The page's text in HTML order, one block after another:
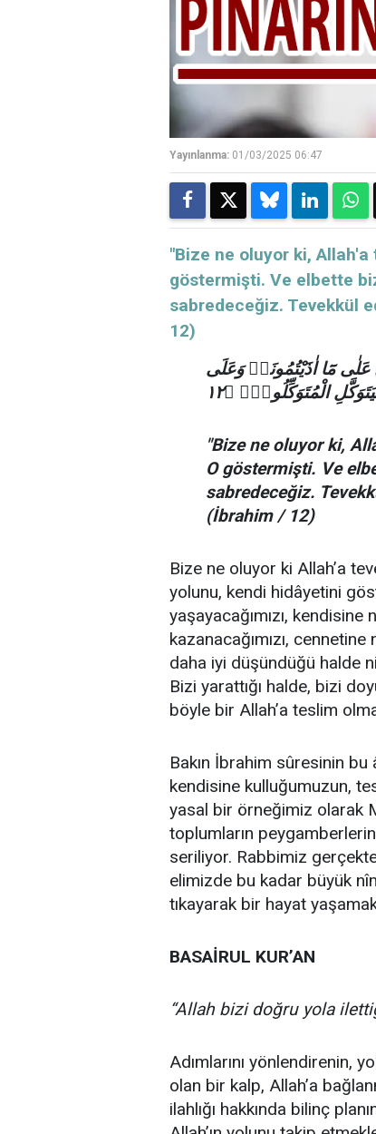
Yayınlanma: 01/03/2025 06:47
"Bize ne oluyor ki,
göstermişti. Ve elbette
sabredeceğiz. Tevekkül
12)
عَلٰى مَٓا اٰذَيْتُمُونَاۜ وَعَلَى
"Bize ne oluyor ki,
O göstermişti. Ve
sabredeceğiz.
(İbrahim / 12)
Bize ne oluyor ki Allah’a
yolunu, kendi hidâyetini
yaşayacağımızı, kendisine
kazanacağımızı,
daha iyi düşündüğü halde
Bizi yarattığı halde, bizi
böyle bir Allah’a teslim
Bakın İbrahim sûresinin
kendisine kulluğumuzun,
yasal bir örneğimiz olarak
toplumların
seriliyor. Rabbimiz
elimizde bu kadar büyük
tıkayarak bir hayat
BASAİRUL KUR’AN
“Allah bizi doğru yola
Adımlarını yönlendirenin,
olan bir kalp, Allah’a
ilahlığı hakkında bilinç